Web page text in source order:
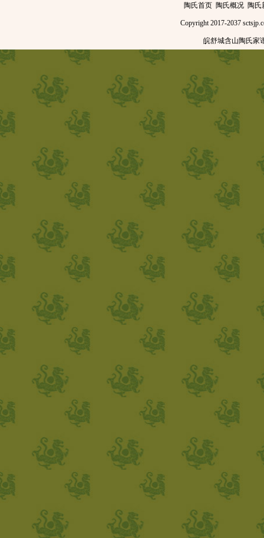
陶氏首页 陶氏概况 陶氏
Copyright 2017-2037
皖舒城含山陶氏家